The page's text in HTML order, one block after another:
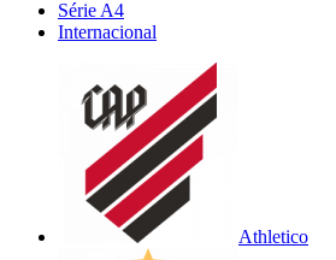
Série A4
Internacional
Athletico